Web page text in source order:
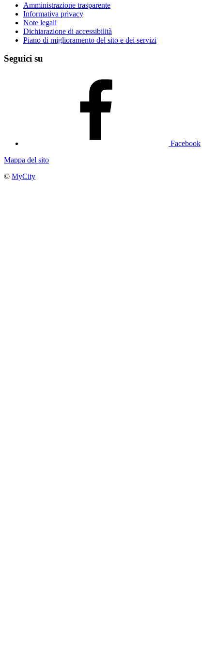
Amministrazione trasparente
Informativa privacy
Note legali
Dichiarazione di accessibilità
Piano di miglioramento del sito e dei servizi
Seguici su
Facebook
Mappa del sito
© MyCity